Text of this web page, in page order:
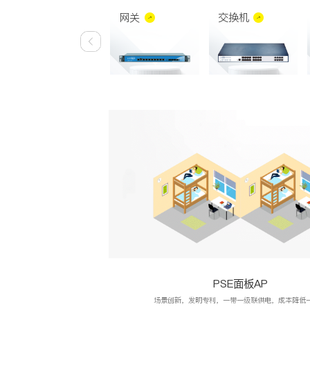
网关 交换机
PSE面板AP
场景创新，发明专利，一带一级联供电，成本降低